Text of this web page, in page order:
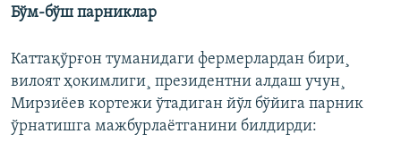
Бўм-бўш парниклар
Каттақўрғон туманидаги фермерлардан бири¸
вилоят ҳокимлиги¸ президентни алдаш учун¸
Мирзиëев кортежи ўтадиган йўл бўйига парник
ўрнатишга мажбурлаëтганини билдирди: